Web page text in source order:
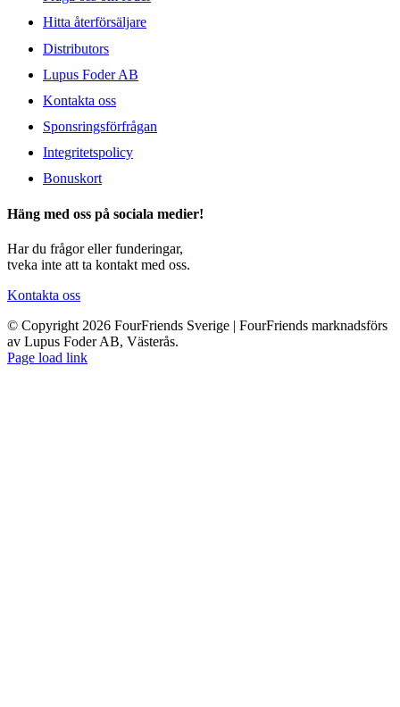
Hitta återförsäljare
Distributors
Lupus Foder AB
Kontakta oss
Sponsringsförfrågan
Integritetspolicy
Bonuskort
Häng med oss på sociala medier!
Har du frågor eller funderingar,
tveka inte att ta kontakt med oss.
Kontakta oss
© Copyright 2026 FourFriends Sverige | FourFriends marknadsförs
av Lupus Foder AB, Västerås.
Page load link